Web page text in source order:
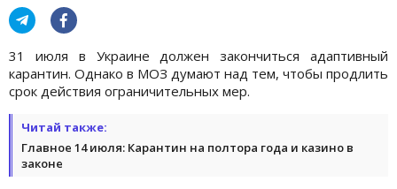
31 июля в Украине должен закончиться адаптивный
карантин. Однако в МОЗ думают над тем, чтобы продлить
срок действия ограничительных мер.
Читай также:
Главное 14 июля: Карантин на полтора года и казино в
законе